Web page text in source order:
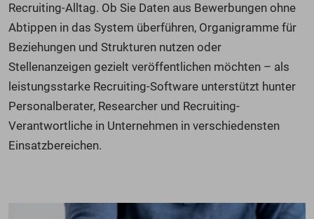
Recruiting-Alltag. Ob Sie Daten aus Bewerbungen ohne
Abtippen in das System überführen, Organigramme für
Beziehungen und Strukturen nutzen oder
Stellenanzeigen gezielt veröffentlichen möchten – als
leistungsstarke Recruiting-Software unterstützt hunter
Personalberater, Researcher und Recruiting-
Verantwortliche in Unternehmen in verschiedensten
Einsatzbereichen.